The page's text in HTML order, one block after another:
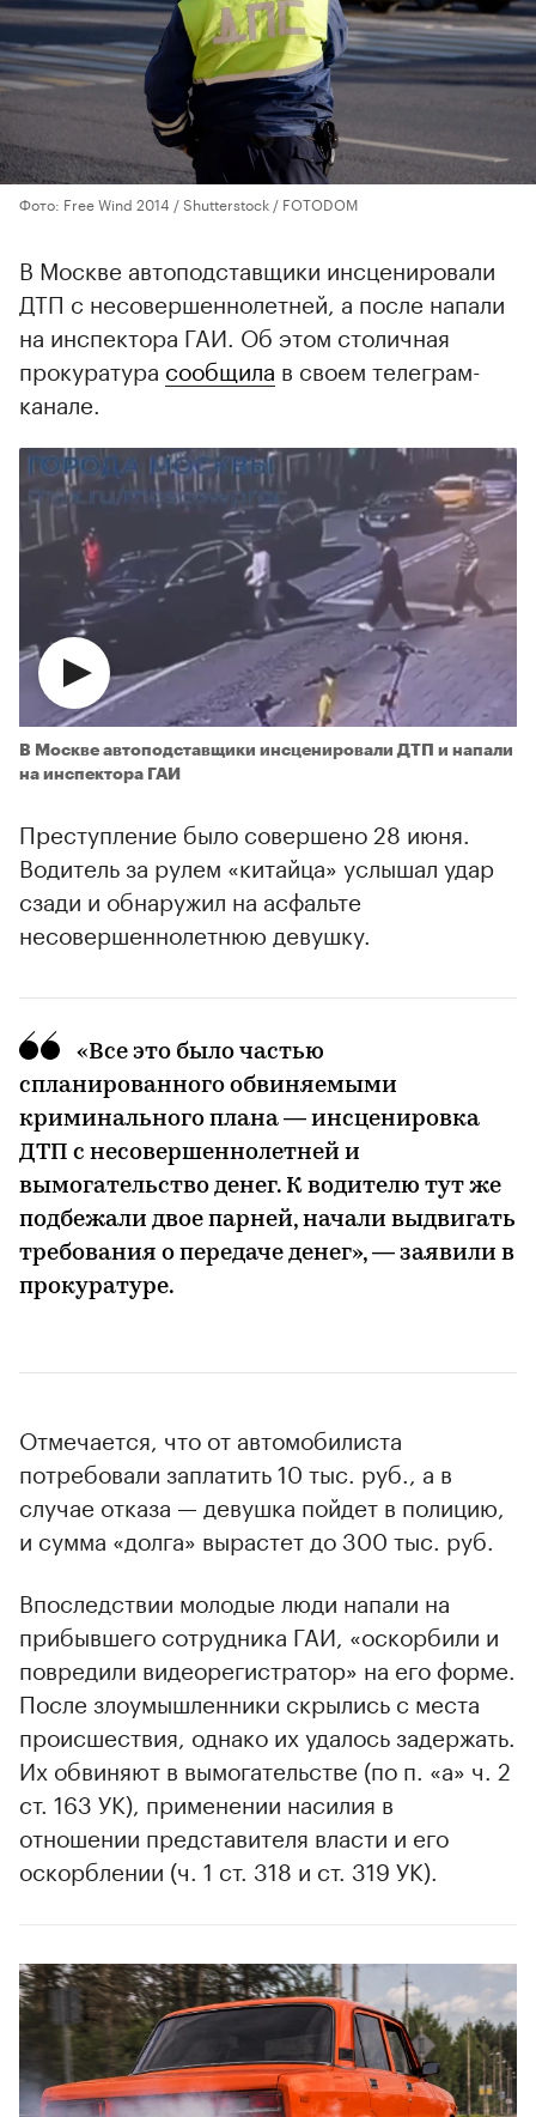
Фото: Free Wind 2014 / Shutterstock / FOTODOM
В Москве автоподставщики инсценировали
ДТП с несовершеннолетней, а после напали
на инспектора ГАИ. Об этом столичная
прокуратура сообщила в своем телеграм-
канале.
В Москве автоподставщики инсценировали ДТП и напали
на инспектора ГАИ
Преступление было совершено 28 июня.
Водитель за рулем «китайца» услышал удар
сзади и обнаружил на асфальте
несовершеннолетнюю девушку.
«Все это было частью
спланированного обвиняемыми
криминального плана — инсценировка
ДТП с несовершеннолетней и
вымогательство денег. К водителю тут же
подбежали двое парней, начали выдвигать
требования о передаче денег», — заявили в
прокуратуре.
Отмечается, что от автомобилиста
потребовали заплатить 10 тыс. руб., а в
случае отказа — девушка пойдет в полицию,
и сумма «долга» вырастет до 300 тыс. руб.
Впоследствии молодые люди напали на
прибывшего сотрудника ГАИ, «оскорбили и
повредили видеорегистратор» на его форме.
После злоумышленники скрылись с места
происшествия, однако их удалось задержать.
Их обвиняют в вымогательстве (по п. «а» ч. 2
ст. 163 УК), применении насилия в
отношении представителя власти и его
оскорблении (ч. 1 ст. 318 и ст. 319 УК).